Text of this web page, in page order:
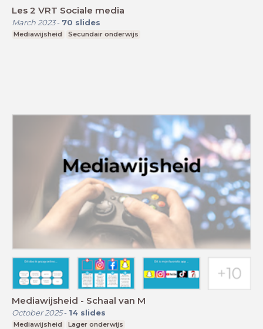
Les 2 VRT Sociale media
March 2023- 70 slides
Mediawijsheid Secundair onderwijs
Mediawijsheid - Schaal van M
October 2025- 14 slides
Mediawijsheid Lager onderwijs